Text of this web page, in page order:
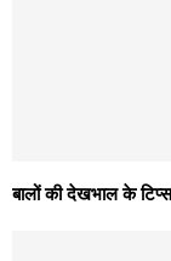
बालों की देखभाल के